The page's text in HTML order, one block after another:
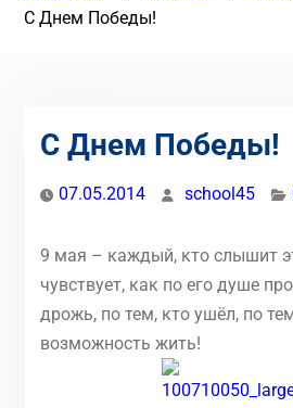
С Днем Победы!
С Днем Победы!
07.05.2014 school45
9 мая – каждый, кто слышит
чувствует, как по его душе
дрожь, по тем, кто ушёл, по
возможность жить!